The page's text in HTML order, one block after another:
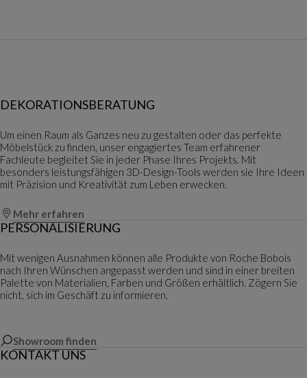
DEKORATIONSBERATUNG
Um einen Raum als Ganzes neu zu gestalten oder das perfekte
Möbelstück zu finden, unser engagiertes Team erfahrener
Fachleute begleitet Sie in jeder Phase Ihres Projekts. Mit
besonders leistungsfähigen 3D-Design-Tools werden sie Ihre Ideen
mit Präzision und Kreativität zum Leben erwecken.
Mehr erfahren
PERSONALISIERUNG
Mit wenigen Ausnahmen können alle Produkte von Roche Bobois
nach Ihren Wünschen angepasst werden und sind in einer breiten
Palette von Materialien, Farben und Größen erhältlich. Zögern Sie
nicht, sich im Geschäft zu informieren.
Showroom finden
KONTAKT UNS